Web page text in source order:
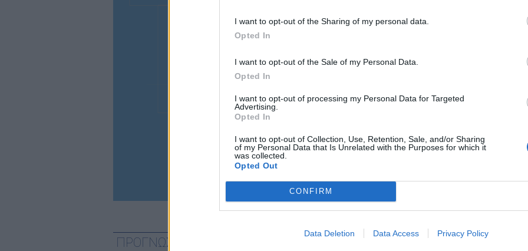
I want to opt-out of the Sharing of my personal data.
Opted In
I want to opt-out of the Sale of my Personal Data.
Opted In
I want to opt-out of processing my Personal Data for Targeted
Advertising.
Opted In
I want to opt-out of Collection, Use, Retention, Sale, and/or Sharing
of my Personal Data that Is Unrelated with the Purposes for which it
was collected.
Opted Out
CONFIRM
Data Deletion Data Access Privacy Policy
36
31
34
ΠΡΟΓΝΩΣΗ ΓΙΑ ΑΘΗΝΑ - ΚΕΝΤΡΟ
Πατήστε